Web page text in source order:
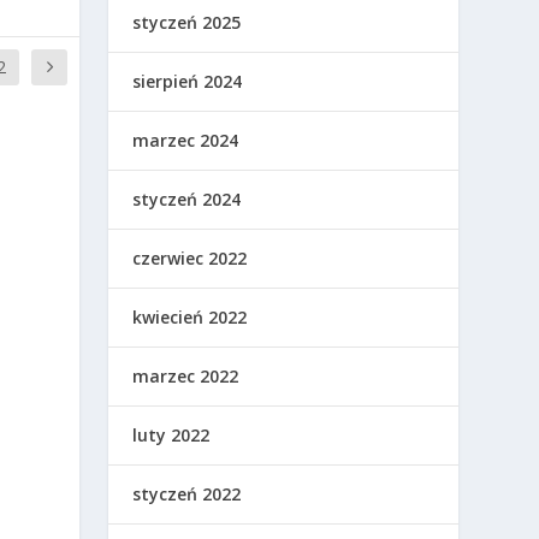
styczeń 2025
sierpień 2024
marzec 2024
styczeń 2024
czerwiec 2022
kwiecień 2022
marzec 2022
luty 2022
styczeń 2022